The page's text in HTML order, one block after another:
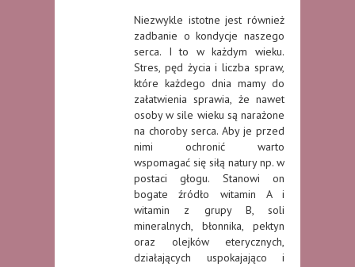
Niezwykle istotne jest również
zadbanie o kondycje naszego
serca. I to w każdym wieku.
Stres, pęd życia i liczba spraw,
które każdego dnia mamy do
załatwienia sprawia, że nawet
osoby w sile wieku są narażone
na choroby serca. Aby je przed
nimi ochronić warto
wspomagać się siłą natury np. w
postaci głogu. Stanowi on
bogate źródło witamin A i
witamin z grupy B, soli
mineralnych, błonnika, pektyn
oraz olejków eterycznych,
działających uspokajająco i